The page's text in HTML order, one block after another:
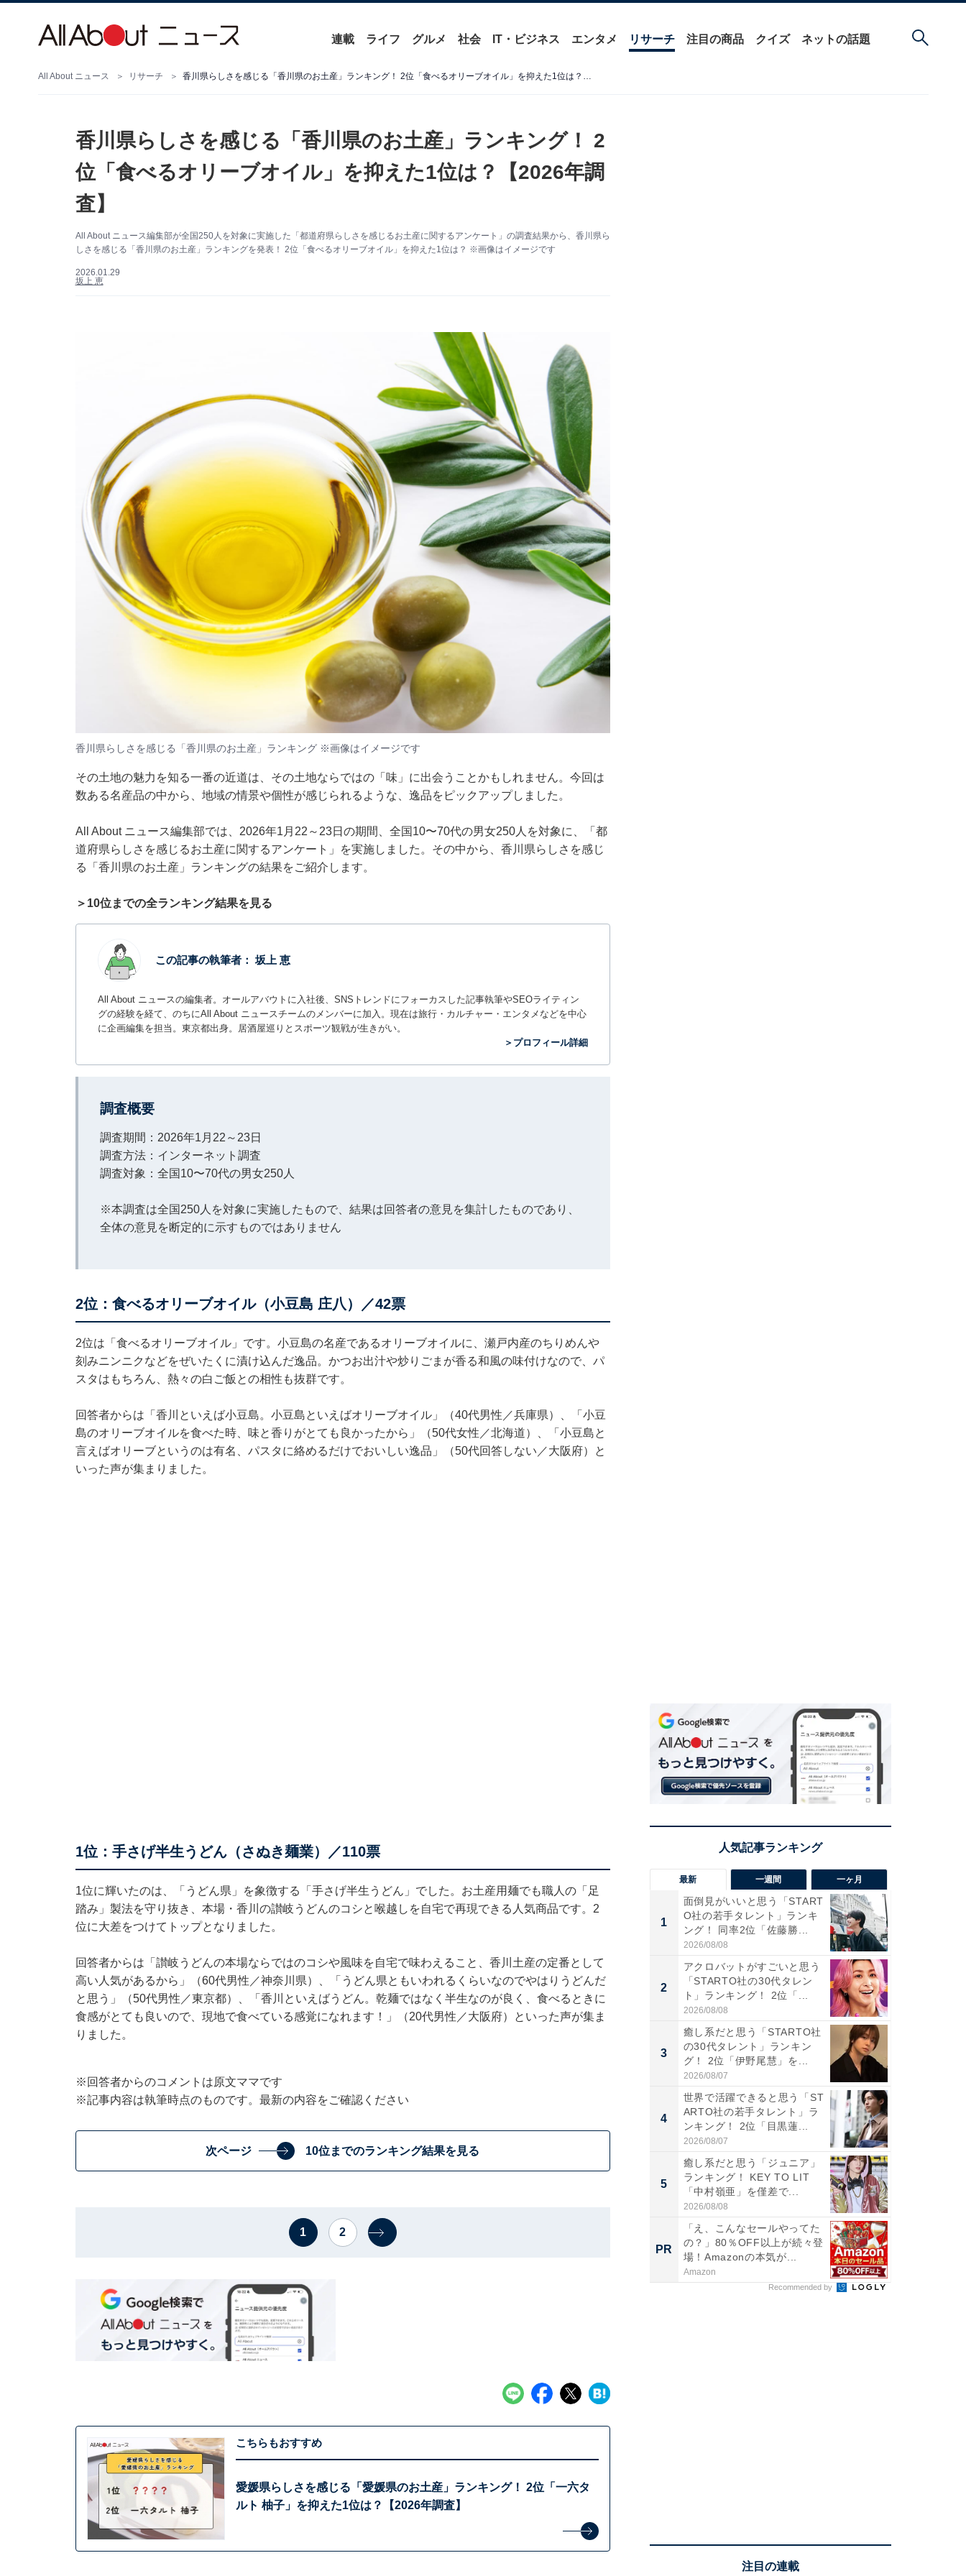
連載 ライフ グルメ 社会 IT・ビジネス エンタメ リサーチ 注目の商品 クイズ ネットの話題
All About ニュース リサーチ 香川県らしさを感じる「香川県のお土産」ランキング！ 2位「食べるオリーブオイル」を抑えた1位は？【2026年調査】
香川県らしさを感じる「香川県のお土産」ランキング！ 2
位「食べるオリーブオイル」を抑えた1位は？【2026年調
査】
All About ニュース編集部が全国250人を対象に実施した「都道府県らしさを感じるお土産に関するアンケート」の調査結果から、香川県ら
しさを感じる「香川県のお土産」ランキングを発表！ 2位「食べるオリーブオイル」を抑えた1位は？ ※画像はイメージです
2026.01.29
坂上 恵
香川県らしさを感じる「香川県のお土産」ランキング ※画像はイメージです
その土地の魅力を知る一番の近道は、その土地ならではの「味」に出会うことかもしれません。今回は
数ある名産品の中から、地域の情景や個性が感じられるような、逸品をピックアップしました。
All About ニュース編集部では、2026年1月22～23日の期間、全国10〜70代の男女250人を対象に、「都
道府県らしさを感じるお土産に関するアンケート」を実施しました。その中から、香川県らしさを感じ
る「香川県のお土産」ランキングの結果をご紹介します。
＞10位までの全ランキング結果を見る
この記事の執筆者： 坂上 恵
All About ニュースの編集者。オールアバウトに入社後、SNSトレンドにフォーカスした記事執筆やSEOライティン
グの経験を経て、のちにAll About ニュースチームのメンバーに加入。現在は旅行・カルチャー・エンタメなどを中心
に企画編集を担当。東京都出身。居酒屋巡りとスポーツ観戦が生きがい。
＞プロフィール詳細
調査概要
調査期間：2026年1月22～23日
調査方法：インターネット調査
調査対象：全国10〜70代の男女250人
※本調査は全国250人を対象に実施したもので、結果は回答者の意見を集計したものであり、
全体の意見を断定的に示すものではありません
2位：食べるオリーブオイル（小豆島 庄八）／42票
2位は「食べるオリーブオイル」です。小豆島の名産であるオリーブオイルに、瀬戸内産のちりめんや
刻みニンニクなどをぜいたくに漬け込んだ逸品。かつお出汁や炒りごまが香る和風の味付けなので、パ
スタはもちろん、熱々の白ご飯との相性も抜群です。
回答者からは「香川といえば小豆島。小豆島といえばオリーブオイル」（40代男性／兵庫県）、「小豆
島のオリーブオイルを食べた時、味と香りがとても良かったから」（50代女性／北海道）、「小豆島と
言えばオリーブというのは有名、パスタに絡めるだけでおいしい逸品」（50代回答しない／大阪府）と
いった声が集まりました。
1位：手さげ半生うどん（さぬき麺業）／110票
1位に輝いたのは、「うどん県」を象徴する「手さげ半生うどん」でした。お土産用麺でも職人の「足
踏み」製法を守り抜き、本場・香川の讃岐うどんのコシと喉越しを自宅で再現できる人気商品です。2
位に大差をつけてトップとなりました。
回答者からは「讃岐うどんの本場ならではのコシや風味を自宅で味わえること、香川土産の定番として
高い人気があるから」（60代男性／神奈川県）、「うどん県ともいわれるくらいなのでやはりうどんだ
と思う」（50代男性／東京都）、「香川といえばうどん。乾麺ではなく半生なのが良く、食べるときに
食感がとても良いので、現地で食べている感覚になれます！」（20代男性／大阪府）といった声が集ま
りました。
※回答者からのコメントは原文ママです
※記事内容は執筆時点のものです。最新の内容をご確認ください
次ページ 10位までのランキング結果を見る
1 2
こちらもおすすめ
愛媛県らしさを感じる「愛媛県のお土産」ランキング！ 2位「一六タ
ルト 柚子」を抑えた1位は？【2026年調査】
最新 一週間 一ヶ月
1
面倒見がいいと思う「START
O社の若手タレント」ランキ
ング！ 同率2位「佐藤勝...
2026/08/08
2
アクロバットがすごいと思う
「STARTO社の30代タレン
ト」ランキング！ 2位「...
2026/08/08
3
癒し系だと思う「STARTO社
の30代タレント」ランキン
グ！ 2位「伊野尾慧」を...
2026/08/07
4
世界で活躍できると思う「ST
ARTO社の若手タレント」ラ
ンキング！ 2位「目黒蓮...
2026/08/07
5
癒し系だと思う「ジュニア」
ランキング！ KEY TO LIT
「中村嶺亜」を僅差で...
2026/08/08
PR
「え、こんなセールやってた
の？」80％OFF以上が続々登
場！Amazonの本気が...
Amazon
Recommended by
注目の連載